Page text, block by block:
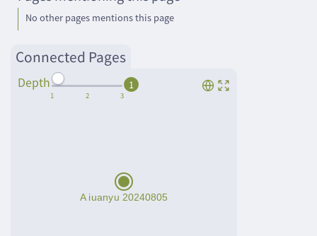
Connected Pages
Depth 1
No other pages mentions this page